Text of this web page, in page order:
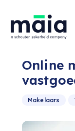
Online
Makelaars